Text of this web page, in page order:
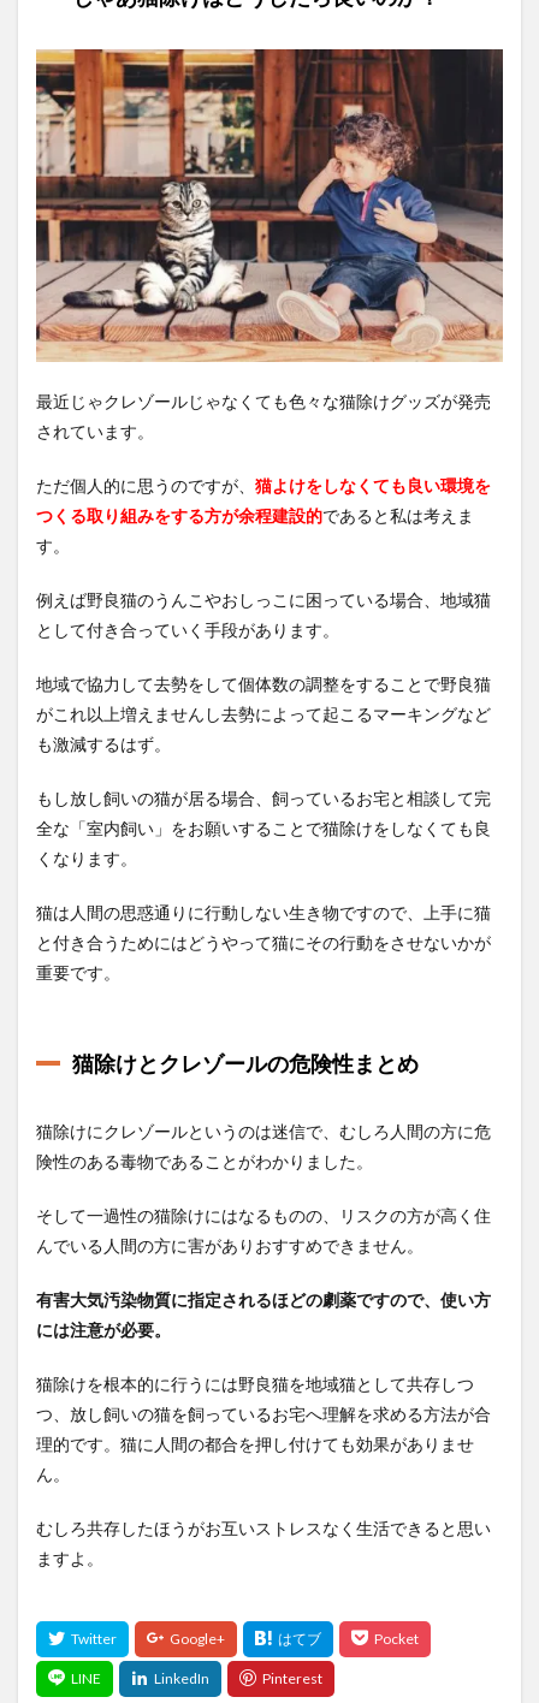
最近じゃクレゾールじゃなくても色々な猫除けグッズが発売
されています。
ただ個人的に思うのですが、 猫よけをしなくても良い環境を
つくる取り組みをする方が余程建設的であると私は考えま
す。
例えば野良猫のうんこやおしっこに困っている場合、地域猫
として付き合っていく手段があります。
地域で協力して去勢をして個体数の調整をすることで野良猫
がこれ以上増えませんし去勢によって起こるマーキングなど
も激減するはず。
もし放し飼いの猫が居る場合、飼っているお宅と相談して完
全な「室内飼い」をお願いすることで猫除けをしなくても良
くなります。
猫は人間の思惑通りに行動しない生き物ですので、上手に猫
と付き合うためにはどうやって猫にその行動をさせないかが
重要です。
猫除けとクレゾールの危険性まとめ
猫除けにクレゾールというのは迷信で、むしろ人間の方に危
険性のある毒物であることがわかりました。
そして一過性の猫除けにはなるものの、リスクの方が高く住
んでいる人間の方に害がありおすすめできません。
有害大気汚染物質に指定されるほどの劇薬ですので、使い方
には注意が必要。
猫除けを根本的に行うには野良猫を地域猫として共存しつ
つ、放し飼いの猫を飼っているお宅へ理解を求める方法が合
理的です。猫に人間の都合を押し付けても効果がありませ
ん。
むしろ共存したほうがお互いストレスなく生活できると思い
ますよ。